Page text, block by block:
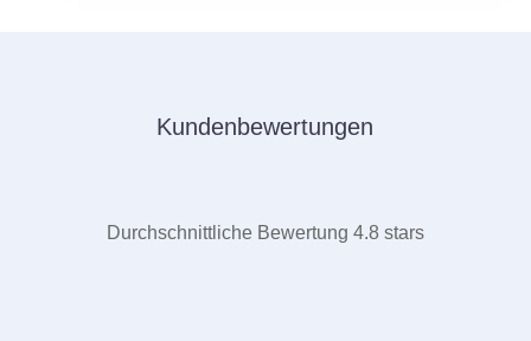
Kundenbewertungen
Durchschnittliche Bewertung 4.8 stars